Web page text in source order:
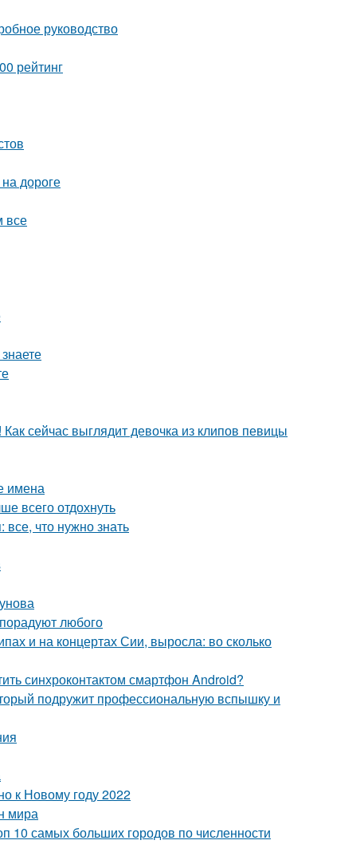
руководство
рейтинг
дороге
все
сейчас выглядит девочка из клипов певицы
имена
всего отдохнуть
что нужно знать
любого
и на концертах Сии, выросла: во сколько
синхроконтактом смартфон Android?
подружит профессиональную вспышку и
к Новому году 2022
мира
10 самых больших городов по численности